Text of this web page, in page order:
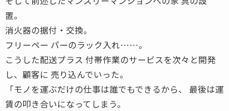
置。
消火器の据付・交換。
フリーペー パーのラック入れ……。
こうした配送プラス 付帯作業のサービスを次々と開発
し、顧客に 売り込んでいった。
「モノを運ぶだけの仕事は誰でもできるから、 最後は運
賃の叩き合いになってしまう。